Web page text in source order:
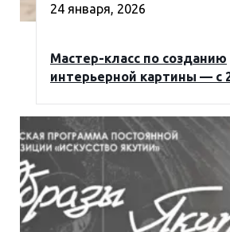
24 января, 2026
Мастер-класс по созданию
интерьерной картины — с